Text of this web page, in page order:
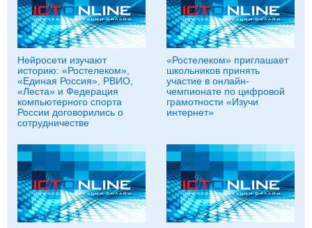
Нейросети изучают
историю: «Ростелеком»,
«Единая Россия», РВИО,
«Леста» и Федерация
компьютерного спорта
России договорились о
сотрудничестве
«Ростелеком» приглашает
школьников принять
участие в онлайн-
чемпионате по цифровой
грамотности «Изучи
интернет»